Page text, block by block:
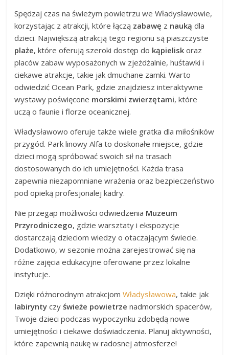
Spędzaj czas na świeżym powietrzu we Władysławowie,
korzystając z atrakcji, które łączą zabawę z nauką dla
dzieci. Największą atrakcją tego regionu są piaszczyste
plaże, które oferują szeroki dostęp do kąpielisk oraz
placów zabaw wyposażonych w zjeżdżalnie, huśtawki i
ciekawe atrakcje, takie jak dmuchane zamki. Warto
odwiedzić Ocean Park, gdzie znajdziesz interaktywne
wystawy poświęcone morskimi zwierzętami, które
uczą o faunie i florze oceanicznej.
Władysławowo oferuje także wiele gratka dla miłośników
przygód. Park linowy Alfa to doskonałe miejsce, gdzie
dzieci mogą spróbować swoich sił na trasach
dostosowanych do ich umiejętności. Każda trasa
zapewnia niezapomniane wrażenia oraz bezpieczeństwo
pod opieką profesjonalej kadry.
Nie przegap możliwości odwiedzenia Muzeum
Przyrodniczego, gdzie warsztaty i ekspozycje
dostarczają dzieciom wiedzy o otaczającym świecie.
Dodatkowo, w sezonie można zarejestrować się na
różne zajęcia edukacyjne oferowane przez lokalne
instytucje.
Dzięki różnorodnym atrakcjomWładysławowa, takie jak
labirynty czyświeże powietrze nadmorskich spacerów,
Twoje dzieci podczas wypoczynku zdobędą nowe
umiejętności i ciekawe doświadczenia. Planuj aktywności,
które zapewnią naukę w radosnej atmosferze!